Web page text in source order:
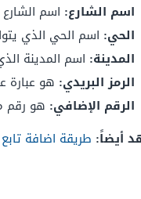
اسم الشارع: اسم
الحي: اسم الحي الذي
المدينة: اسم المدينة
الرمز البريدي: هو عبارة
الرقم الإضافي: هو رقم
أيضاً: طريقة اضافة